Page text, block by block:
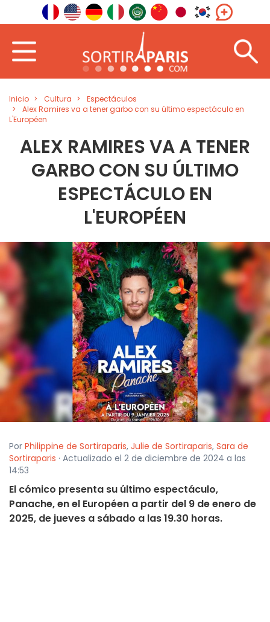
Inicio Cultura
Espectáculos
Alex Ramires va a tener garbo con su último espectáculo en
L'Européen
ALEX RAMIRES VA A TENER
GARBO CON SU ÚLTIMO
ESPECTÁCULO EN
L'EUROPÉEN
Por Philippine de Sortiraparis, Julie de Sortiraparis, Sara de
Sortiraparis · Actualizado el 2 de diciembre de 2024 a las
14:53
El cómico presenta su último espectáculo,
Panache, en el Européen a partir del 9 de enero de
2025, de jueves a sábado a las 19.30 horas.